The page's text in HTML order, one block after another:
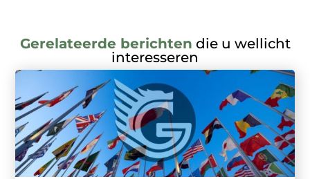
Gerelateerde berichten die u wellicht
interesseren